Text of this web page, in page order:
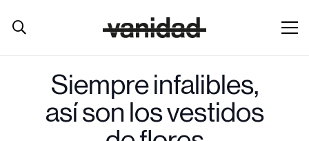
Siempre infalibles,
así son los vestidos